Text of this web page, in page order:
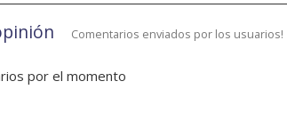
Comentarios enviados por los usuarios!
por el momento